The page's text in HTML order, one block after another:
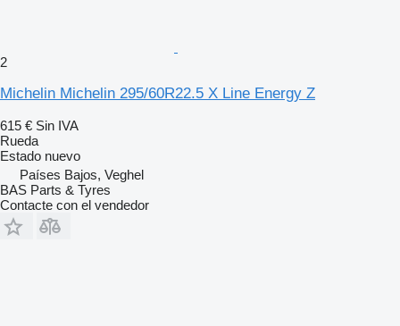
2
Michelin Michelin 295/60R22.5 X Line Energy Z
615 € Sin IVA
Rueda
Estado nuevo
Países Bajos, Veghel
BAS Parts & Tyres
Contacte con el vendedor